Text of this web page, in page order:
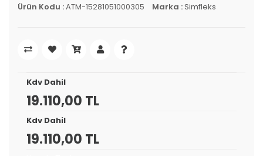
Ürün Kodu :ATM-15281051000305 Marka :Simfleks
Kdv Dahil
19.110,00 TL
Kdv Dahil
19.110,00 TL